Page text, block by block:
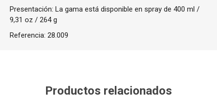
Presentación: La gama está disponible en spray de 400 ml /
9,31 oz / 264 g
Referencia: 28.009
Productos relacionados